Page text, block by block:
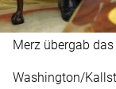
Merz übergab
Washington/